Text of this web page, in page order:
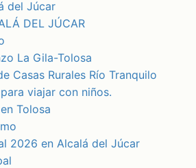
del Júcar
DEL JÚCAR
La Gila-Tolosa
Casas Rurales Río Tranquilo
viajar con niños.
Tolosa
2026 en Alcalá del Júcar